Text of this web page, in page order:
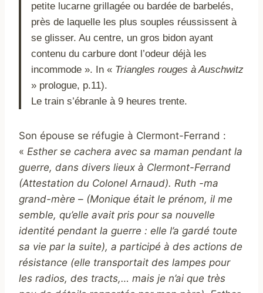
petite lucarne grillagée ou bardée de barbelés,
près de laquelle les plus souples réussissent à
se glisser. Au centre, un gros bidon ayant
contenu du carbure dont l’odeur déjà les
incommode ». In « Triangles rouges à Auschwitz
» prologue, p.11).
Le train s’ébranle à 9 heures trente.
Son épouse se réfugie à Clermont-Ferrand :
« Esther se cachera avec sa maman pendant la
guerre, dans divers lieux à Clermont-Ferrand
(Attestation du Colonel Arnaud). Ruth -ma
grand-mère – (Monique était le prénom, il me
semble, qu’elle avait pris pour sa nouvelle
identité pendant la guerre : elle l’a gardé toute
sa vie par la suite), a participé à des actions de
résistance (elle transportait des lampes pour
les radios, des tracts,… mais je n’ai que très